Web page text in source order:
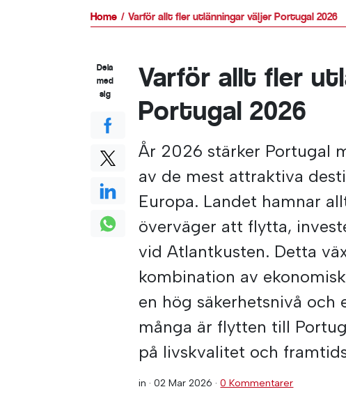
Home Varför allt fler utlänningar väljer Portugal 2026
Varför allt fler
Portugal 2026
År 2026 stärker Portugal
av de mest attraktiva
Europa. Landet hamnar
överväger att flytta,
vid Atlantkusten. Detta
kombination av
en hög säkerhetsnivå
många är flytten till
på livskvalitet och
in ·02 Mar 2026 ·0 Kommentarer
Dela
med
sig